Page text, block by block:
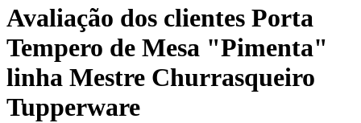
Avaliação dos clientes Porta
Tempero de Mesa "Pimenta"
linha Mestre Churrasqueiro
Tupperware